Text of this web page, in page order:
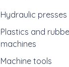
Hydraulic presses
Plastics and
machines
Machine tools